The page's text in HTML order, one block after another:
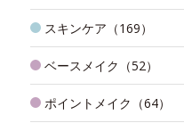
スキンケア（169）
ベースメイク（52）
ポイントメイク（64）